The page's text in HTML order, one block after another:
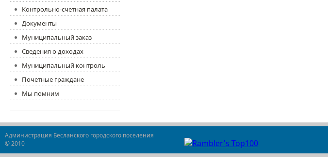
Контрольно-счетная палата
Документы
Муниципальный заказ
Сведения о доходах
Муниципальный контроль
Почетные граждане
Мы помним
Администрация Бесланского городского поселения
© 2010